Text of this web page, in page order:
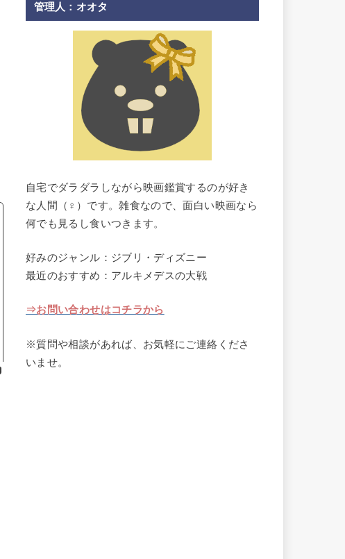
管理人：オオタ
自宅でダラダラしながら映画鑑賞するのが好き
な人間（♀）です。雑食なので、面白い映画なら
何でも見るし食いつきます。
好みのジャンル：ジブリ・ディズニー
最近のおすすめ：アルキメデスの大戦
⇒お問い合わせはコチラから
※質問や相談があれば、お気軽にご連絡くださ
いませ。